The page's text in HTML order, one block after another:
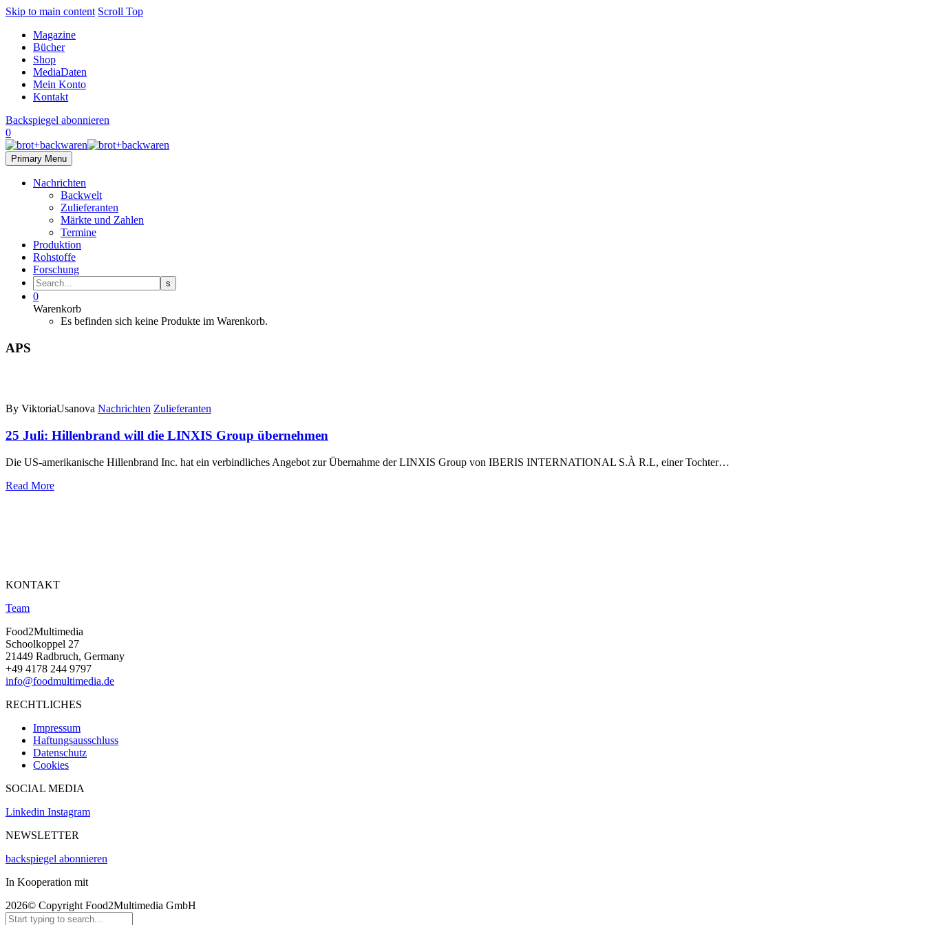
Skip to main content Scroll Top
Magazine
Bücher
Shop
MediaDaten
Mein Konto
Kontakt
Backspiegel abonnieren
0
Primary Menu
Nachrichten
Backwelt
Zulieferanten
Märkte und Zahlen
Termine
Produktion
Rohstoffe
Forschung
0
Warenkorb
Es befinden sich keine Produkte im Warenkorb.
APS
By ViktoriaUsanova Nachrichten Zulieferanten
25 Juli: Hillenbrand will die LINXIS Group übernehmen
Die US-amerikanische Hillenbrand Inc. hat ein verbindliches Angebot zur Übernahme der LINXIS Group von IBERIS INTERNATIONAL S.À R.L, einer Tochter…
Read More
KONTAKT
Team
Food2Multimedia
Schoolkoppel 27
21449 Radbruch, Germany
+49 4178 244 9797
info@foodmultimedia.de
RECHTLICHES
Impressum
Haftungsausschluss
Datenschutz
Cookies
SOCIAL MEDIA
Linkedin Instagram
NEWSLETTER
backspiegel abonnieren
In Kooperation mit
2026© Copyright Food2Multimedia GmbH